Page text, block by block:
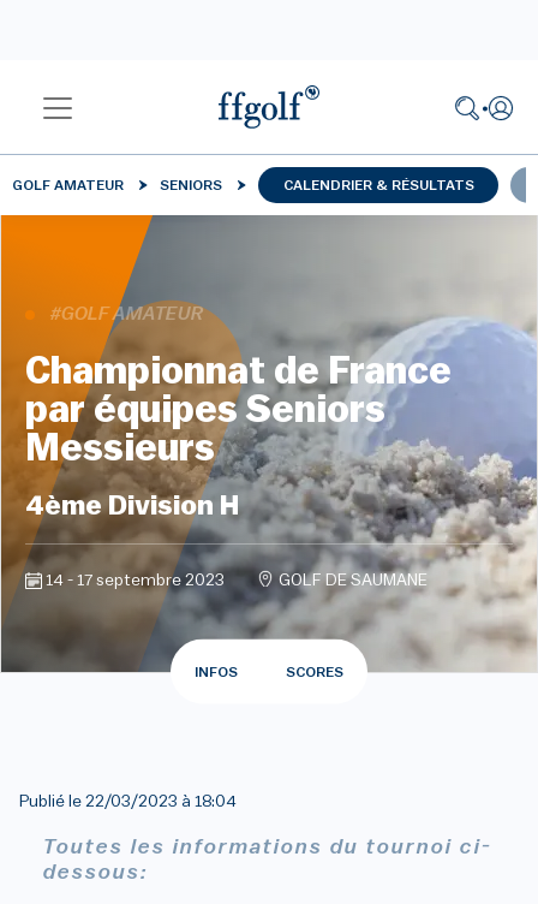
GOLF AMATEUR SENIORS CALENDRIER & RÉSULTATS
#GOLF AMATEUR
Championnat de France
par équipes Seniors
Messieurs
4ème Division H
14 - 17 septembre 2023 GOLF DE SAUMANE
INFOS SCORES
Publié le 22/03/2023 à 18:04
Toutes les informations du tournoi ci-
dessous: